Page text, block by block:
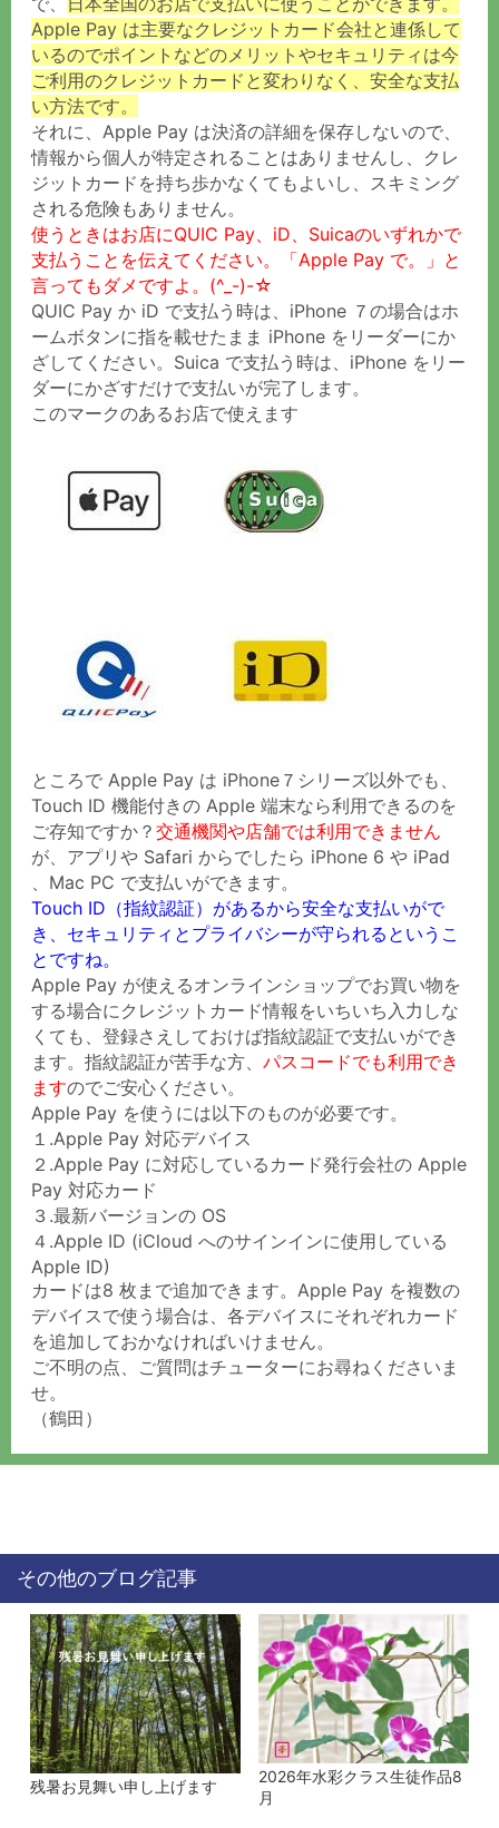
Apple Pay は主要なクレジットカード会社と連係して
いるのでポイントなどのメリットやセキュリティは今
ご利用のクレジットカードと変わりなく、安全な支払
い方法です。
それに、Apple Pay は決済の詳細を保存しないので、
情報から個人が特定されることはありませんし、クレ
ジットカードを持ち歩かなくてもよいし、スキミング
される危険もありません。
使うときはお店にQUIC Pay、iD、Suicaのいずれかで
支払うことを伝えてください。「Apple Pay で。」と
言ってもダメですよ。(^_-)-☆
QUIC Pay か iD で支払う時は、iPhone ７の場合はホ
ームボタンに指を載せたまま iPhone をリーダーにか
ざしてください。 Suica で支払う時は、iPhone をリー
ダーにかざすだけで支払いが完了します。
このマークのあるお店で使えます
ところで Apple Pay は iPhone７シリーズ以外でも、
Touch ID 機能付きの Apple 端末なら利用できるのを
ご存知ですか？ 交通機関や店舗では利用できません
が、アプリや Safari からでしたら iPhone 6 や iPad
、Mac PC で支払いができます。
Touch ID（指紋認証）があるから安全な支払いがで
き、セキュリティとプライバシーが守られるというこ
とですね。
Apple Pay が使えるオンラインショップでお買い物を
する場合にクレジットカード情報をいちいち入力しな
くても、登録さえしておけば指紋認証で支払いができ
ます。指紋認証が苦手な方、 パスコードでも利用でき
ますのでご安心ください。
Apple Pay を使うには以下のものが必要です。
１.Apple Pay 対応デバイス
２.Apple Pay に対応しているカード発行会社の Apple
Pay 対応カード
３.最新バージョンの OS
４.Apple ID (iCloud へのサインインに使用している
Apple ID)
カードは8 枚まで追加できます。Apple Pay を複数の
デバイスで使う場合は、各デバイスにそれぞれカード
を追加しておかなければいけません。
ご不明の点、ご質問はチューターにお尋ねくださいま
せ。
（鶴田）
その他のブログ記事
残暑お見舞い申し上げます
2026年水彩クラス生徒作品8
月